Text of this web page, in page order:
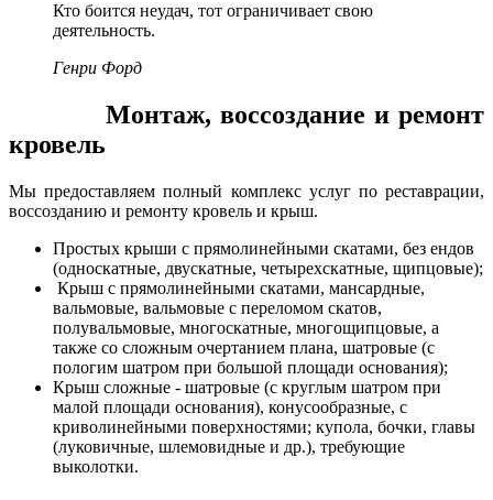
Кто боится неудач, тот ограничивает свою
деятельность.
Генри Форд
Монтаж, воссоздание и ремонт
кровель
Мы предоставляем полный комплекс услуг по реставрации,
воссозданию и ремонту кровель и крыш.
Простых крыши с прямолинейными скатами, без ендов
(односкатные, двускатные, четырехскатные, щипцовые);
Крыш с прямолинейными скатами, мансардные,
вальмовые, вальмовые с переломом скатов,
полувальмовые, многоскатные, многощипцовые, а
также со сложным очертанием плана, шатровые (с
пологим шатром при большой площади основания);
Крыш сложные - шатровые (с круглым шатром при
малой площади основания), конусообразные, с
криволинейными поверхностями; купола, бочки, главы
(луковичные, шлемовидные и др.), требующие
выколотки.